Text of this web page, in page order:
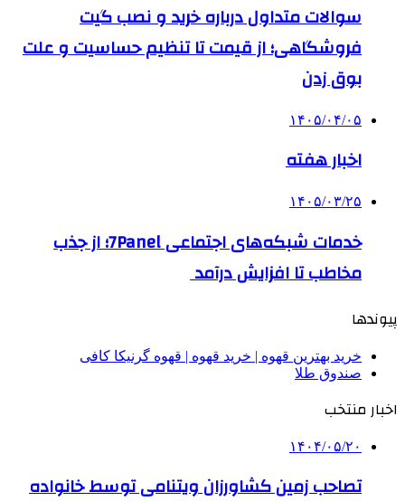
سوالات متداول درباره خرید و نصب گیت
فروشگاهی؛ از قیمت تا تنظیم حساسیت و علت
بوق زدن
۱۴۰۵/۰۴/۰۵
اخبار هفته
۱۴۰۵/۰۳/۲۵
خدمات شبکه‌های اجتماعی 7Panel؛ از جذب
مخاطب تا افزایش درآمد
پیوندها
خرید بهترین قهوه | خرید قهوه | قهوه گرنیکا کافی
صندوق طلا
اخبار منتخب
۱۴۰۴/۰۵/۲۰
تصاحب زمین کشاورزان ویتنامی توسط خانواده